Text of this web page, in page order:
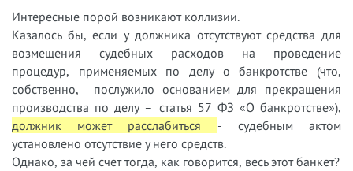
Интересные порой возникают коллизии.
Казалось бы, если у должника отсутствуют средства для
возмещения судебных расходов на проведение
процедур, применяемых по делу о банкротстве (что,
собственно, послужило основанием для прекращения
производства по делу – статья 57 ФЗ «О банкротстве»),
должник может расслабиться - судебным актом
установлено отсутствие у него средств.
Однако, за чей счет тогда, как говорится, весь этот банкет?